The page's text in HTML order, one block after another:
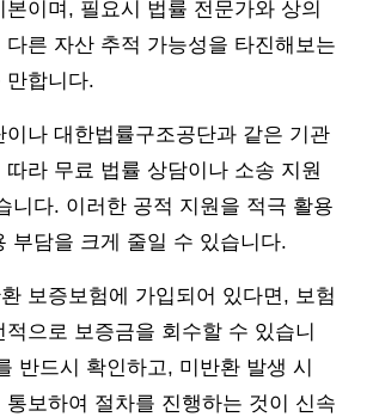
이며, 필요시 법률 전문가와 상의
다른 자산 추적 가능성을 타진해보는
만합니다.
이나 대한법률구조공단과 같은 기관
따라 무료 법률 상담이나 소송 지원
니다. 이러한 공적 지원을 적극 활용
부담을 크게 줄일 수 있습니다.
보증보험에 가입되어 있다면, 보험
으로 보증금을 회수할 수 있습니
반드시 확인하고, 미반환 발생 시
통보하여 절차를 진행하는 것이 신속